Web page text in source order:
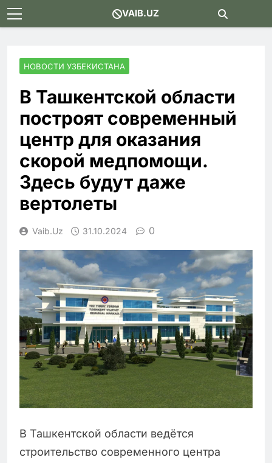
Skip
to
VAIB.UZ
НОВОСТИ УЗБЕКИСТАНА
В Ташкентской области
построят современный
центр для оказания
скорой медпомощи.
Здесь будут даже
вертолеты
Vaib.uz 31.10.2024 0
В Ташкентской области ведётся
строительство современного центра